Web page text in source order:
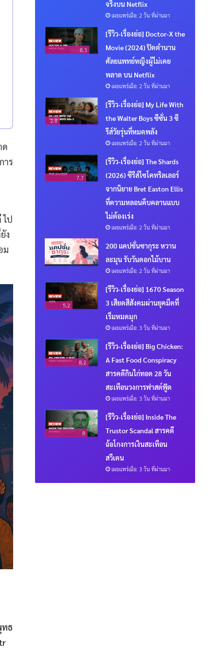
ด
าร
ไป
ง
ม
ทธ
จริงบน Netflix
เผยแพร่เมื่อ: 2 วัน ที่ผ่านมา
8.3
[รีวิว-เรื่องย่อ] Doctor-X the
Movie (2024) ปิดตำนาน
ศัลยแพทย์หญิงผู้ไม่เคย
พลาด บน Netflix
เผยแพร่เมื่อ: 2 วัน ที่ผ่านมา
2.8
[รีวิว-เรื่องย่อ] My Life With
the Walter Boys ซีซั่น 3 ซี
รีส์วัยรุ่นที่หมดพลัง
เผยแพร่เมื่อ: 2 วัน ที่ผ่านมา
7.7
[รีวิว-เรื่องย่อ] The Shards
(2026) ซีรีส์ไซโคทริลเลอร์
จากนิยาย Bret Easton Ellis
ที่ความหลอนคืบคลานแบบ
ไม่ต้องเร่ง
เผยแพร่เมื่อ: 2 วัน ที่ผ่านมา
200 แคปชั่นซากุระ หวาน
ละมุน รับวันดอกไม้บาน
เผยแพร่เมื่อ: 2 วัน ที่ผ่านมา
5.2
[รีวิว-เรื่องย่อ] 1670 Season
3 เสียดสีสังคมผ่านยุคมืดที่
เริ่มหมดมุก
เผยแพร่เมื่อ: 3 วัน ที่ผ่านมา
8.2
[รีวิว-เรื่องย่อ] Big Chicken:
A Fast Food Conspiracy
สารคดีกินไก่ทอด 28 วัน
สะเทือนวงการฟาสต์ฟู้ด
เผยแพร่เมื่อ: 3 วัน ที่ผ่านมา
8
[รีวิว-เรื่องย่อ] Inside The
Trustor Scandal สารคดี
ฉ้อโกงการเงินสะเทือน
สวีเดน
เผยแพร่เมื่อ: 3 วัน ที่ผ่านมา